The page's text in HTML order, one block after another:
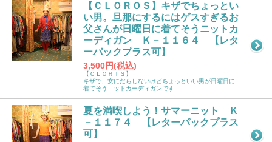
【ＣＬＯＲＯＳ】キザでちょっとい
い男。旦那にするにはゲスすぎるお
父さんが日曜日に着てそうニットカ
ーディガン Ｋ－１１６４ 【レタ
ーパックプラス可】
3,500円(税込)
【ＣＬＯＲＩＳ】
キザで、女にだらしないけどちょっといい男が日曜日に
着てそうニットカーディガンです
夏を満喫しよう！サマーニット Ｋ
－１１７４ 【レターパックプラス
可】